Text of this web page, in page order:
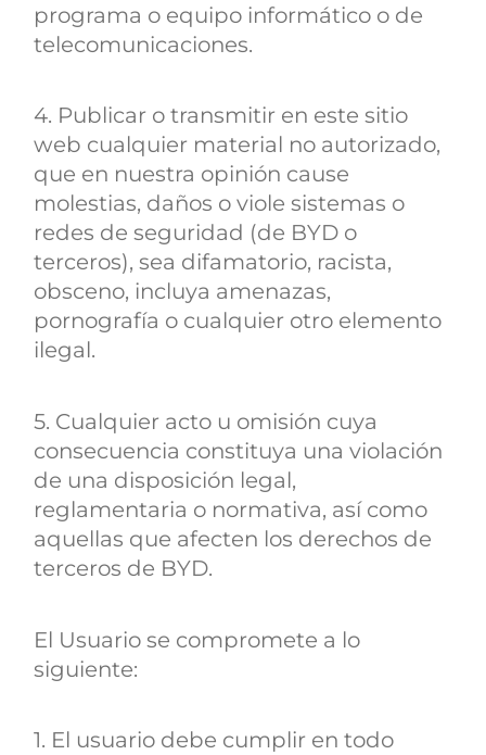
programa o equipo informático o de
telecomunicaciones.
4. Publicar o transmitir en este sitio
web cualquier material no autorizado,
que en nuestra opinión cause
molestias, daños o viole sistemas o
redes de seguridad (de BYD o
terceros), sea difamatorio, racista,
obsceno, incluya amenazas,
pornografía o cualquier otro elemento
ilegal.
5. Cualquier acto u omisión cuya
consecuencia constituya una violación
de una disposición legal,
reglamentaria o normativa, así como
aquellas que afecten los derechos de
terceros de BYD.
El Usuario se compromete a lo
siguiente:
1. El usuario debe cumplir en todo